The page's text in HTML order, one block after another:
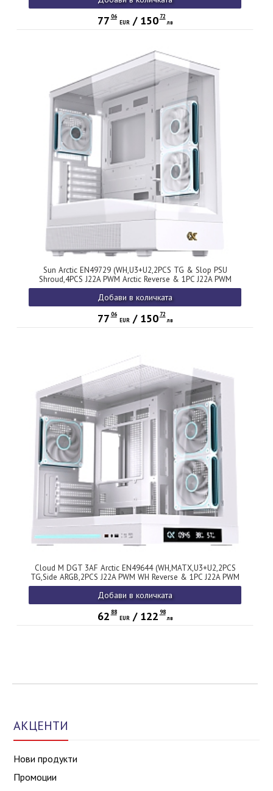
77 06
EUR/ 150 72
лв
Sun Arctic EN49729 (WH,U3+U2,2PCS TG & Slop PSU
Shroud,4PCS J22A PWM Arctic Reverse & 1PC J22A PWM
Arctic,ARGB PCB)
Добави в количката
77 06
EUR/ 150 72
лв
Cloud M DGT 3AF Arctic EN49644 (WH,MATX,U3+U2,2PCS
TG,Side ARGB,2PCS J22A PWM WH Reverse & 1PC J22A PWM
WH,ARGB PCB,Digital LCD)
Добави в количката
62 88
EUR/ 122 98
лв
АКЦЕНТИ
Нови продукти
Промоции